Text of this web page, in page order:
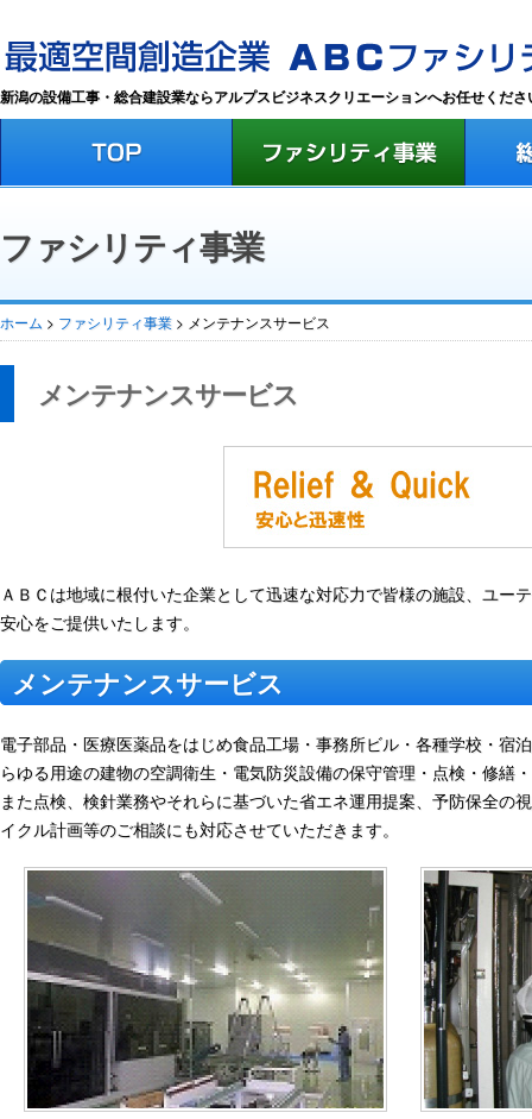
新潟の設備工事・総合建設業ならアルプスビジネスクリエーションへお任せくださ
ファシリティ事業
ホーム > ファシリティ事業 > メンテナンスサービス
メンテナンスサービス
ＡＢＣは地域に根付いた企業として迅速な対応力で皆様の施設、ユー
安心をご提供いたします。
メンテナンスサービス
電子部品・医療医薬品をはじめ食品工場・事務所ビル・各種学校・宿
らゆる用途の建物の空調衛生・電気防災設備の保守管理・点検・修繕
また点検、検針業務やそれらに基づいた省エネ運用提案、予防保全の
イクル計画等のご相談にも対応させていただきます。